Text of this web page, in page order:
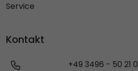
Service
Kontakt
+49 3496 - 50 21 0